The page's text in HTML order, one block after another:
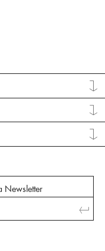
Newsletter